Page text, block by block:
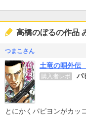
高橋のぼるの作品
つまこさん
土竜の唄外伝
購入者レポ パ
とにかくパピヨンがカッ